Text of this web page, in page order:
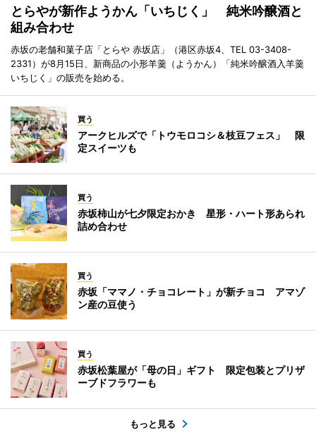
とらやが新作ようかん「いちじく」 純米吟醸酒と
組み合わせ
赤坂の老舗和菓子店「とらや 赤坂店」（港区赤坂4、TEL 03-3408-
2331）が8月15日、新商品の小形羊羹（ようかん）「純米吟醸酒入羊羹
いちじく」の販売を始める。
買う
アークヒルズで「トウモロコシ＆枝豆フェス」 限
定スイーツも
買う
赤坂柿山が七夕限定おかき 星形・ハート形あられ
詰め合わせ
買う
赤坂「ママノ・チョコレート」が新チョコ アマゾ
ン産の豆使う
買う
赤坂松葉屋が「母の日」ギフト 限定包装とプリザ
ーブドフラワーも
もっと見る